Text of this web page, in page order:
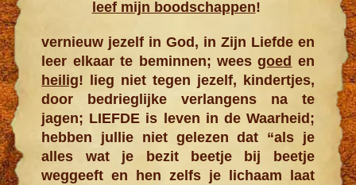
leef mijn boodschappen!
vernieuw jezelf in God, in Zijn Liefde en
leer elkaar te beminnen; weesgoed en
heilig! lieg niet tegen jezelf, kindertjes,
door bedrieglijke verlangens na te
jagen; LIEFDE is leven in de Waarheid;
hebben jullie niet gelezen dat “als je
alles wat je bezit beetje bij beetje
weggeeft en hen zelfs je lichaam laat